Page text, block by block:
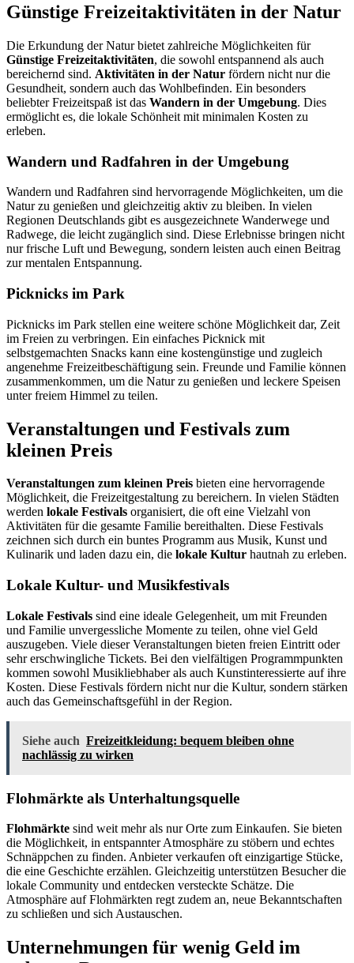
Günstige Freizeitaktivitäten in der Natur
Die Erkundung der Natur bietet zahlreiche Möglichkeiten für
Günstige Freizeitaktivitäten, die sowohl entspannend als auch
bereichernd sind. Aktivitäten in der Natur fördern nicht nur die
Gesundheit, sondern auch das Wohlbefinden. Ein besonders
beliebter Freizeitspaß ist das Wandern in der Umgebung. Dies
ermöglicht es, die lokale Schönheit mit minimalen Kosten zu
erleben.
Wandern und Radfahren in der Umgebung
Wandern und Radfahren sind hervorragende Möglichkeiten, um die
Natur zu genießen und gleichzeitig aktiv zu bleiben. In vielen
Regionen Deutschlands gibt es ausgezeichnete Wanderwege und
Radwege, die leicht zugänglich sind. Diese Erlebnisse bringen nicht
nur frische Luft und Bewegung, sondern leisten auch einen Beitrag
zur mentalen Entspannung.
Picknicks im Park
Picknicks im Park stellen eine weitere schöne Möglichkeit dar, Zeit
im Freien zu verbringen. Ein einfaches Picknick mit
selbstgemachten Snacks kann eine kostengünstige und zugleich
angenehme Freizeitbeschäftigung sein. Freunde und Familie können
zusammenkommen, um die Natur zu genießen und leckere Speisen
unter freiem Himmel zu teilen.
Veranstaltungen und Festivals zum
kleinen Preis
Veranstaltungen zum kleinen Preis bieten eine hervorragende
Möglichkeit, die Freizeitgestaltung zu bereichern. In vielen Städten
werden lokale Festivals organisiert, die oft eine Vielzahl von
Aktivitäten für die gesamte Familie bereithalten. Diese Festivals
zeichnen sich durch ein buntes Programm aus Musik, Kunst und
Kulinarik und laden dazu ein, die lokale Kultur hautnah zu erleben.
Lokale Kultur- und Musikfestivals
Lokale Festivals sind eine ideale Gelegenheit, um mit Freunden
und Familie unvergessliche Momente zu teilen, ohne viel Geld
auszugeben. Viele dieser Veranstaltungen bieten freien Eintritt oder
sehr erschwingliche Tickets. Bei den vielfältigen Programmpunkten
kommen sowohl Musikliebhaber als auch Kunstinteressierte auf ihre
Kosten. Diese Festivals fördern nicht nur die Kultur, sondern stärken
auch das Gemeinschaftsgefühl in der Region.
Siehe auch Freizeitkleidung: bequem bleiben ohne
nachlässig zu wirken
Flohmärkte als Unterhaltungsquelle
Flohmärkte sind weit mehr als nur Orte zum Einkaufen. Sie bieten
die Möglichkeit, in entspannter Atmosphäre zu stöbern und echtes
Schnäppchen zu finden. Anbieter verkaufen oft einzigartige Stücke,
die eine Geschichte erzählen. Gleichzeitig unterstützen Besucher die
lokale Community und entdecken versteckte Schätze. Die
Atmosphäre auf Flohmärkten regt zudem an, neue Bekanntschaften
zu schließen und sich Austauschen.
Unternehmungen für wenig Geld im